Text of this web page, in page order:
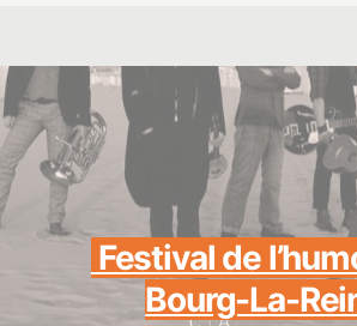
Festival de
Bourg-La-